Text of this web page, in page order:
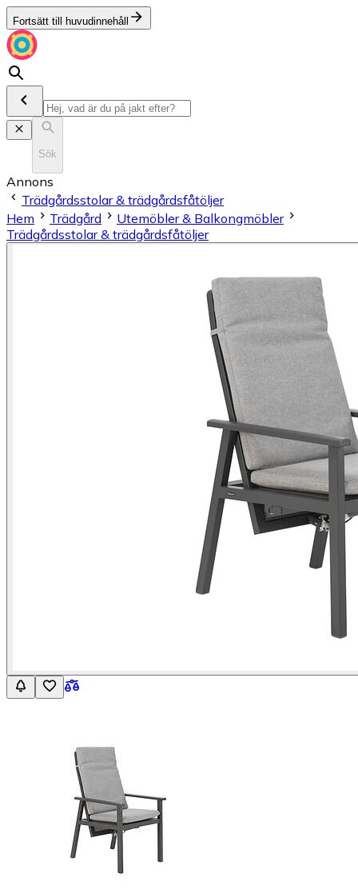
Fortsätt till huvudinnehåll
Sök
Annons
Trädgårdsstolar & trädgårdsfåtöljer
Hem
Trädgård
Utemöbler & Balkongmöbler
Trädgårdsstolar & trädgårdsfåtöljer